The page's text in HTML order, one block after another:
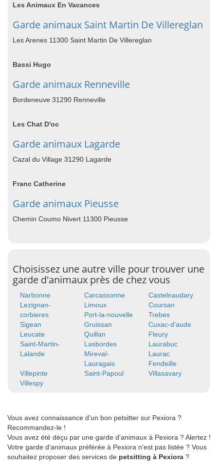
Les Animaux En Vacances
Garde animaux Saint Martin De Villereglan
Les Arenes 11300 Saint Martin De Villereglan
Bassi Hugo
Garde animaux Renneville
Bordeneuve 31290 Renneville
Les Chat D'oc
Garde animaux Lagarde
Cazal du Village 31290 Lagarde
Franc Catherine
Garde animaux Pieusse
Chemin Coumo Nivert 11300 Pieusse
Choisissez une autre ville pour trouver une
garde d'animaux près de chez vous
Narbonne Carcassonne
Castelnaudary
Lezignan-
corbieres
Limoux
Coursan
Port-la-nouvelle
Trebes
Sigean
Gruissan
Cuxac-d'aude
Leucate
Quillan
Fleury
Saint-Martin-
Lalande
Lasbordes
Laurabuc
Mireval-
Lauragais
Laurac
Fendeille
Villepinte
Saint-Papoul
Villasavary
Villespy
Vous avez connaissance d'un bon petsitter sur Pexiora ?
Recommandez-le !
Vous avez été déçu par une garde d'animaux à Pexiora ? Alertez !
Votre garde d'animaux préférée à Pexiora n'est pas listée ? Vous
souhaitez proposer des services de petsitting à Pexiora ?